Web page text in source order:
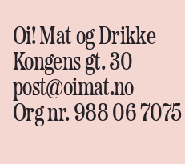
Oi! Mat og Drikke
Kongens gt. 30
post@oimat.no
Org nr. 988 06 7075